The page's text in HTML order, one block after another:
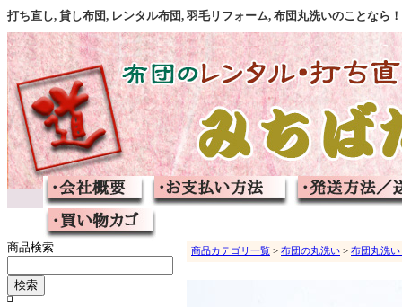
打ち直し, 貸し布団, レンタル布団, 羽毛リフォーム, 布団丸洗いのことな
商品検索 商品カテゴリ一覧 > 布団の丸洗い > 布団丸洗